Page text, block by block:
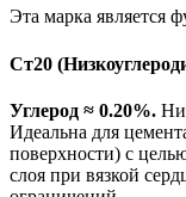
Эта марка является
Ст20
Углерод ≈ 0.20%.
Идеальна для
поверхности) с
слоя при вязкой